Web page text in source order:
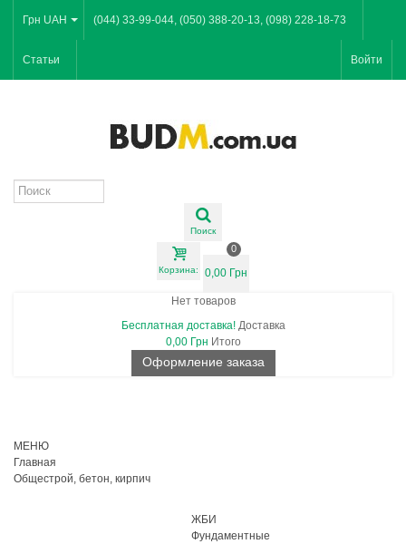
Грн UAH (044) 33-99-044, (050) 388-20-13, (098) 228-18-73
Статьи Войти
Поиск
Корзина:
0
0,00 Грн
Нет товаров
Бесплатная доставка! Доставка
0,00 Грн Итого
Оформление заказа
МЕНЮ
Главная
Общестрой, бетон, кирпич
ЖБИ
Фундаментные